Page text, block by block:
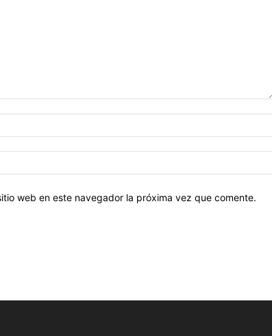
web en este navegador la próxima vez que comente.